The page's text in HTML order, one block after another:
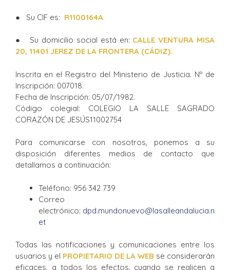
● Su CIF es: R1100164A
● Su domicilio social está en: CALLE VENTURA MISA
20, 11401 JEREZ DE LA FRONTERA (CÁDIZ).
Inscrita en el Registro del Ministerio de Justicia. Nº de
Inscripción: 007018.
Fecha de Inscripción: 05/07/1982.
Código colegial: COLEGIO LA SALLE SAGRADO
CORAZÓN DE JESÚS11002754
Para comunicarse con nosotros, ponemos a su
disposición diferentes medios de contacto que
detallamos a continuación:
Teléfono: 956 342 739
Correo
electrónico: dpd.mundonuevo@lasalleandalucia.n
et
Todas las notificaciones y comunicaciones entre los
usuarios y el PROPIETARIO DE LA WEB se considerarán
eficaces, a todos los efectos, cuando se realicen a